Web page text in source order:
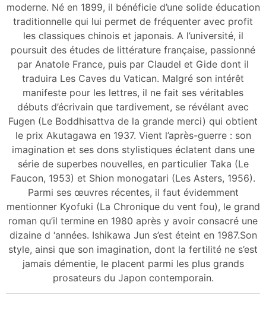
moderne. Né en 1899, il bénéficie d’une solide éducation
traditionnelle qui lui permet de fréquenter avec profit
les classiques chinois et japonais. A l’université, il
poursuit des études de littérature française, passionné
par Anatole France, puis par Claudel et Gide dont il
traduira Les Caves du Vatican. Malgré son intérêt
manifeste pour les lettres, il ne fait ses véritables
débuts d’écrivain que tardivement, se révélant avec
Fugen (Le Boddhisattva de la grande merci) qui obtient
le prix Akutagawa en 1937. Vient l’après-guerre : son
imagination et ses dons stylistiques éclatent dans une
série de superbes nouvelles, en particulier Taka (Le
Faucon, 1953) et Shion monogatari (Les Asters, 1956).
Parmi ses œuvres récentes, il faut évidemment
mentionner Kyofuki (La Chronique du vent fou), le grand
roman qu’il termine en 1980 après y avoir consacré une
dizaine d ‘années. Ishikawa Jun s’est éteint en 1987.Son
style, ainsi que son imagination, dont la fertilité ne s’est
jamais démentie, le placent parmi les plus grands
prosateurs du Japon contemporain.